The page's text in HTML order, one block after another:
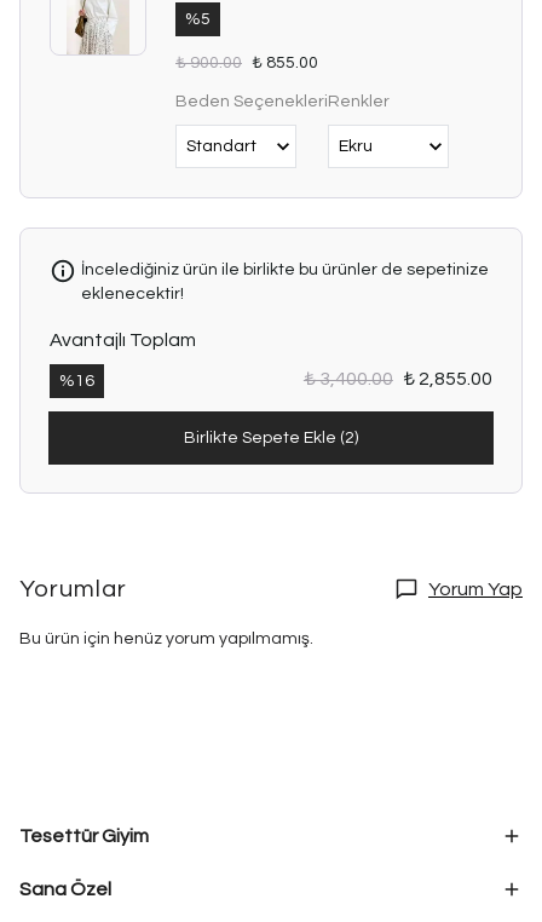
%5
₺ 900.00 ₺ 855.00
Beden SeçenekleriRenkler
İncelediğiniz ürün ile birlikte bu ürünler de sepetinize
eklenecektir!
Avantajlı Toplam
% 16 ₺ 3,400.00 ₺ 2,855.00
Birlikte Sepete Ekle (2)
Yorumlar Yorum Yap
Bu ürün için henüz yorum yapılmamış.
Tesettür Giyim
Sana Özel